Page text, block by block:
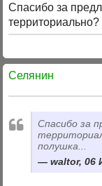
Спасибо за
Селянин
Спасибо за
полушка...
waltor, 06